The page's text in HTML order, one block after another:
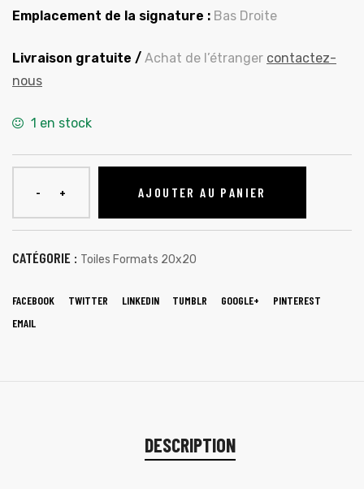
Emplacement de la signature : Bas Droite
Livraison gratuite / Achat de l’étranger contactez-
nous
1 en stock
AJOUTER AU PANIER
CATÉGORIE : Toiles Formats 20x20
FACEBOOK TWITTER LINKEDIN TUMBLR GOOGLE+
PINTEREST
EMAIL
DESCRIPTION